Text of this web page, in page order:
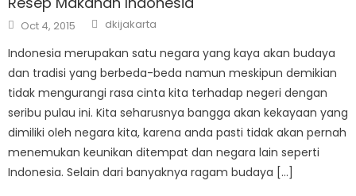
Posted
on
Oct 4, 2015 Author
dkijakarta
Indonesia merupakan satu negara yang kaya akan budaya
dan tradisi yang berbeda-beda namun meskipun demikian
tidak mengurangi rasa cinta kita terhadap negeri dengan
seribu pulau ini. Kita seharusnya bangga akan kekayaan yang
dimiliki oleh negara kita, karena anda pasti tidak akan pernah
menemukan keunikan ditempat dan negara lain seperti
Indonesia. Selain dari banyaknya ragam budaya […]